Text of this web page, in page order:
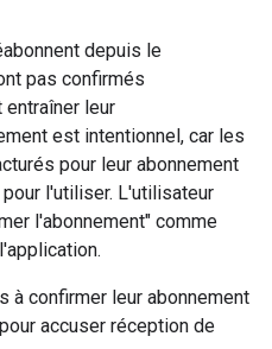
depuis le
pas confirmés
entraîner leur
est intentionnel, car les
pour leur abonnement
l'utiliser. L'utilisateur
l'abonnement" comme